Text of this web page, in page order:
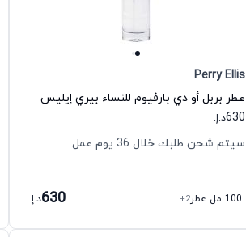
Perry Ellis
عطر بربل أو دي بارفيوم للنساء بيري إيليس
630د.إ.
سيتم شحن طلبك خلال 36 يوم عمل
100 مل عطر +2
630د.إ.